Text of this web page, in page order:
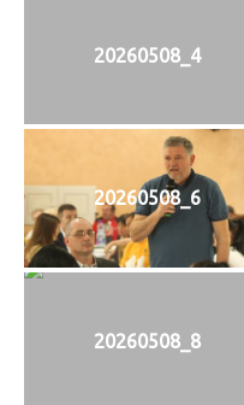
20260508_4
20260508_6
20260508_8